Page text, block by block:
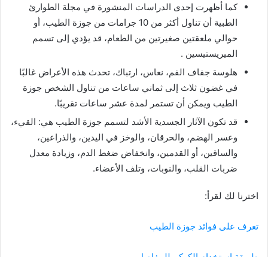
كما أظهرت إحدى الدراسات المنشورة في مجلة الطوارئ
الطبية أن تناول أكثر من 10 جرامات من جوزة الطيب، أو
حوالي ملعقتين صغيرتين من الطعام، قد يؤدي إلى تسمم
الميريستيسين .
هلوسة جفاف الفم، نعاس، ارتباك، تحدث هذه الأعراض غالبًا
في غضون ثلاث إلى ثماني ساعات من تناول الشخص جوزة
الطيب ويمكن أن تستمر لمدة عشر ساعات تقريبًا.
قد تكون الآثار الجسدية الأشد لتسمم جوزة الطيب هي: القيء،
وعسر الهضم، والحرقان، والوخز في اليدين، والذراعين،
والساقين، أو القدمين، وانخفاض ضغط الدم، وزيادة معدل
ضربات القلب، والنوبات، وتلف الأعضاء.
اخترنا لك لقرأ:
تعرف على فوائد جوزة الطيب